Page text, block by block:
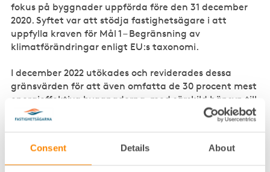
Consent Details About
fokus på byggnader uppförda före den 31 december
2020. Syftet var att stödja fastighetsägare i att
uppfylla kraven för Mål 1 – Begränsning av
klimatförändringar enligt EU:s taxonomi.
I december 2022 utökades och reviderades dessa
gränsvärden för att även omfatta de 30 procent mest
energieffektiva byggnaderna, med särskild hänsyn till
Mål 2 – Anpassning till klimatförändringar.
Revideringen baserades på aktuella data från
förbättring av byggnaders energiprestanda, även om
vissa kategorier utvecklats i motsatt riktning.